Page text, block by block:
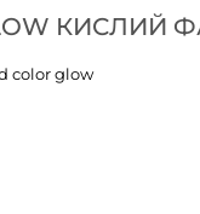
КИСЛИЙ
color glow